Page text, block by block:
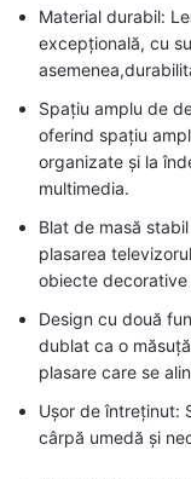
Material durabil:
excepțională, cu
Spațiu amplu de
oferind spațiu
organizate și la
multimedia.
Blat de masă
plasarea
obiecte
Design cu două
dublat ca o
plasare care se
Ușor de întreținut:
cârpă umedă și